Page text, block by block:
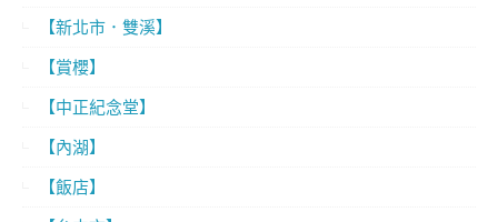
【新北市．雙溪】
【賞櫻】
【中正紀念堂】
【內湖】
【飯店】